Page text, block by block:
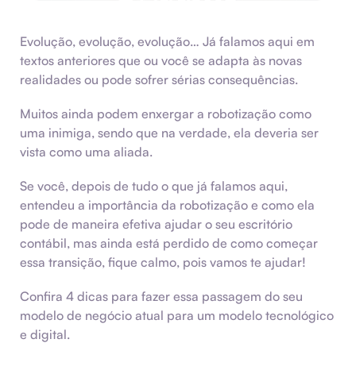
Evolução, evolução, evolução… Já falamos aqui em
textos anteriores que ou você se adapta às novas
realidades ou pode sofrer sérias consequências.
Muitos ainda podem enxergar a robotização como
uma inimiga, sendo que na verdade, ela deveria ser
vista como uma aliada.
Se você, depois de tudo o que já falamos aqui,
entendeu a importância da robotização e como ela
pode de maneira efetiva ajudar o seu escritório
contábil, mas ainda está perdido de como começar
essa transição, fique calmo, pois vamos te ajudar!
Confira 4 dicas para fazer essa passagem do seu
modelo de negócio atual para um modelo tecnológico
e digital.